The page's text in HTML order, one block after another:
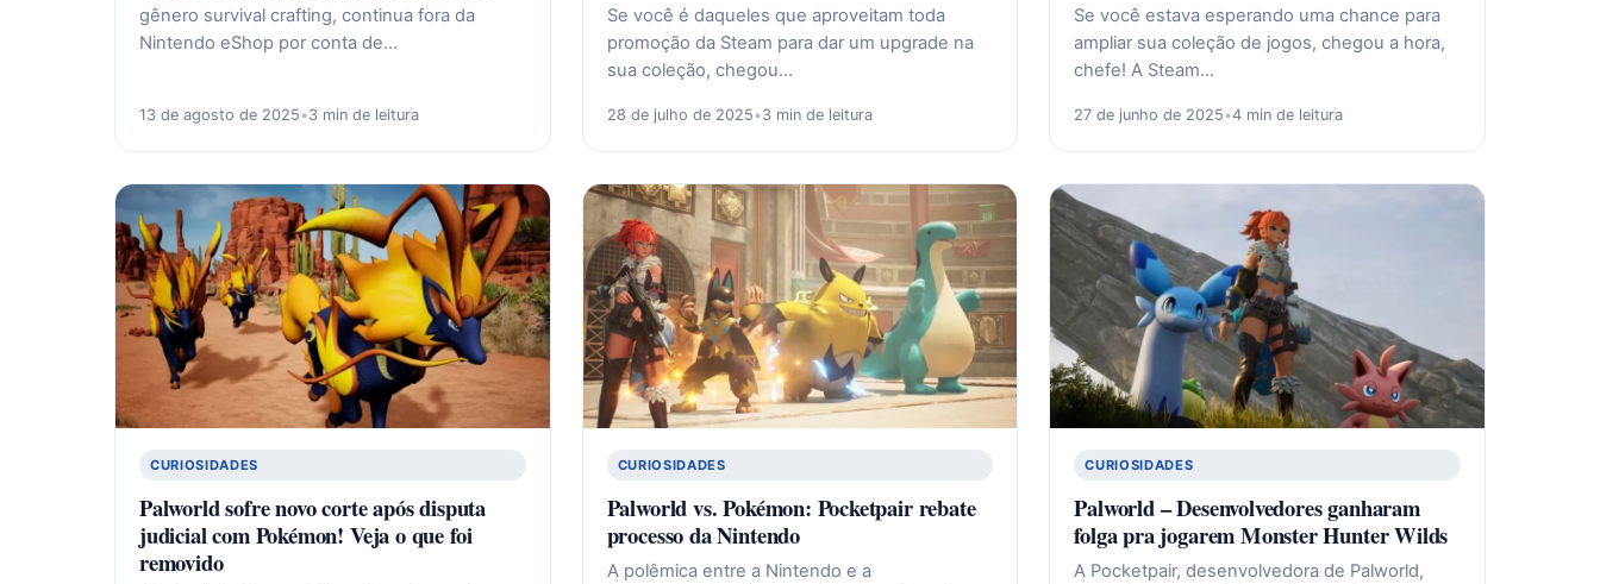
gênero survival crafting, continua fora da
Nintendo eShop por conta de…
13 de agosto de 2025•3 min de leitura
Se você é daqueles que aproveitam toda
promoção da Steam para dar um upgrade na
sua coleção, chegou…
28 de julho de 2025•3 min de leitura
Se você estava esperando uma chance para
ampliar sua coleção de jogos, chegou a hora,
chefe! A Steam…
27 de junho de 2025•4 min de leitura
CURIOSIDADES
Palworld sofre novo corte após disputa
judicial com Pokémon! Veja o que foi
removido
CURIOSIDADES
Palworld vs. Pokémon: Pocketpair rebate
processo da Nintendo
A polêmica entre a Nintendo e a
CURIOSIDADES
Palworld – Desenvolvedores ganharam
folga pra jogarem Monster Hunter Wilds
A Pocketpair, desenvolvedora de Palworld,